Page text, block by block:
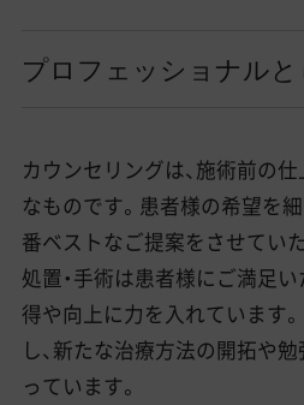
プロフェッショナル
カウンセリングは、施術前の
なものです。患者様の希望を
番ベストなご提案をさせてい
処置・手術は患者様にご満足
得や向上に力を入れています
し、新たな治療方法の開拓や
っています。